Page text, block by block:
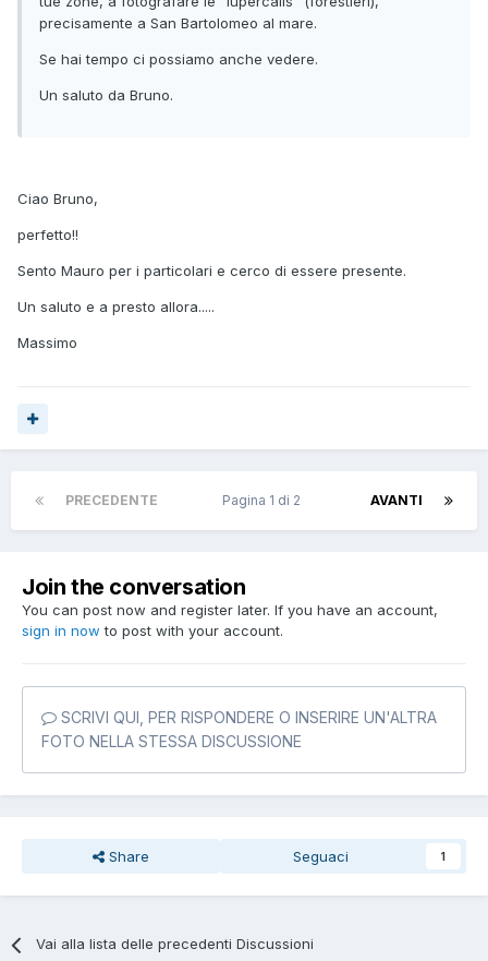
precisamente a San Bartolomeo al mare.
Se hai tempo ci possiamo anche vedere.
Un saluto da Bruno.
Ciao Bruno,
perfetto!!
Sento Mauro per i particolari e cerco di essere presente.
Un saluto e a presto allora.....
Massimo
PRECEDENTE AVANTI
Pagina 1 di 2
Join the conversation
You can post now and register later. If you have an account,
sign in now to post with your account.
SCRIVI QUI, PER RISPONDERE O INSERIRE UN'ALTRA
FOTO NELLA STESSA DISCUSSIONE
Share Seguaci 1
Vai alla lista delle precedenti Discussioni